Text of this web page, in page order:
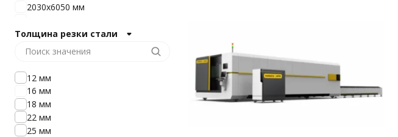
2030х6050 мм
1500х3000 мм
1500х6000 мм
Толщина резки стали
12 мм
16 мм
18 мм
22 мм
25 мм